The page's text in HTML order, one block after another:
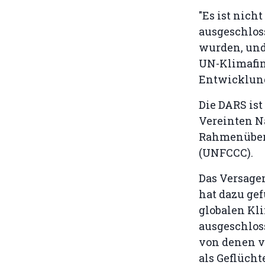
"Es ist
wurden,
UN-
Die DARS
Vereinten
(UNFCCC).
Das
hat dazu
globalen
von denen
als